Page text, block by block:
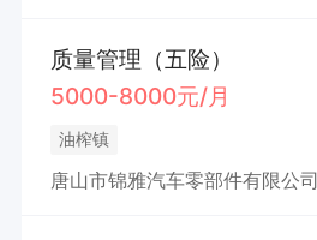
质量管理（五险）
5000-8000元/月
油榨镇
唐山市锦雅汽车零部件有限公司